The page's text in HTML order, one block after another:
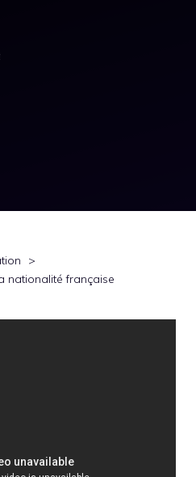
nationalité française